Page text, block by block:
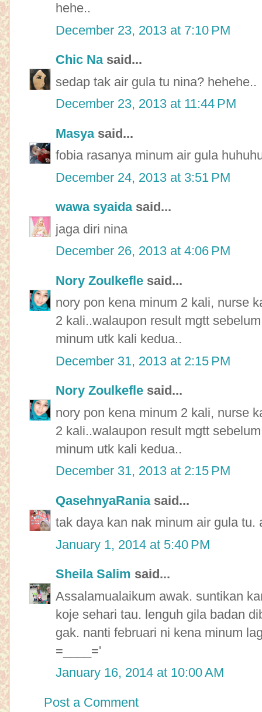
hehe..
December 23, 2013 at 7:10 PM
Chic Nasaid...
sedap tak air gula tu nina? hehehe..
December 23, 2013 at 11:44 PM
Masyasaid...
fobia rasanya minum air gula
December 24, 2013 at 3:51 PM
wawa syaidasaid...
jaga diri nina
December 26, 2013 at 4:06 PM
Nory Zoulkefle said...
nory pon kena minum 2 kali, nurse
2 kali..walaupon result mgtt
minum utk kali kedua..
December 31, 2013 at 2:15 PM
Nory Zoulkefle said...
nory pon kena minum 2 kali, nurse
2 kali..walaupon result mgtt
minum utk kali kedua..
December 31, 2013 at 2:15 PM
QasehnyaRaniasaid...
tak daya kan nak minum air gula tu.
January 1, 2014 at 5:40 PM
Sheila Salim said...
Assalamualaikum awak. suntikan
koje sehari tau. lenguh gila badan
gak. nanti februari ni kena minum
=____='
January 16, 2014 at 10:00 AM
Post a Comment